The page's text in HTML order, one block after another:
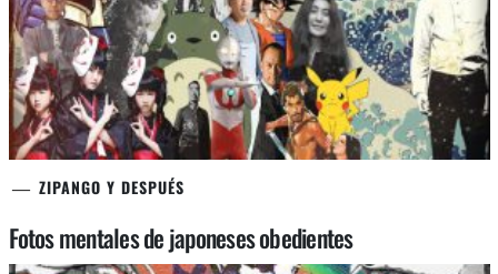
ZIPANGO Y DESPUÉS
Fotos mentales de japoneses obedientes